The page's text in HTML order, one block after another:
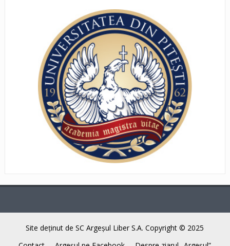
Site deţinut de SC Argeşul Liber S.A. Copyright © 2025